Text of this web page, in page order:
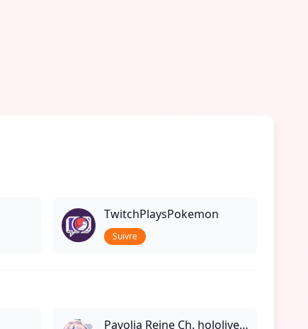
TwitchPlaysPokemon
Suivre
Pavolia Reine Ch. hololive-ID